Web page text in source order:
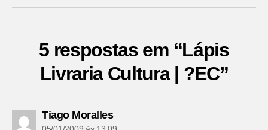
5 respostas em “Lápis
Livraria Cultura | ?EC”
Tiago Morallesdiz: